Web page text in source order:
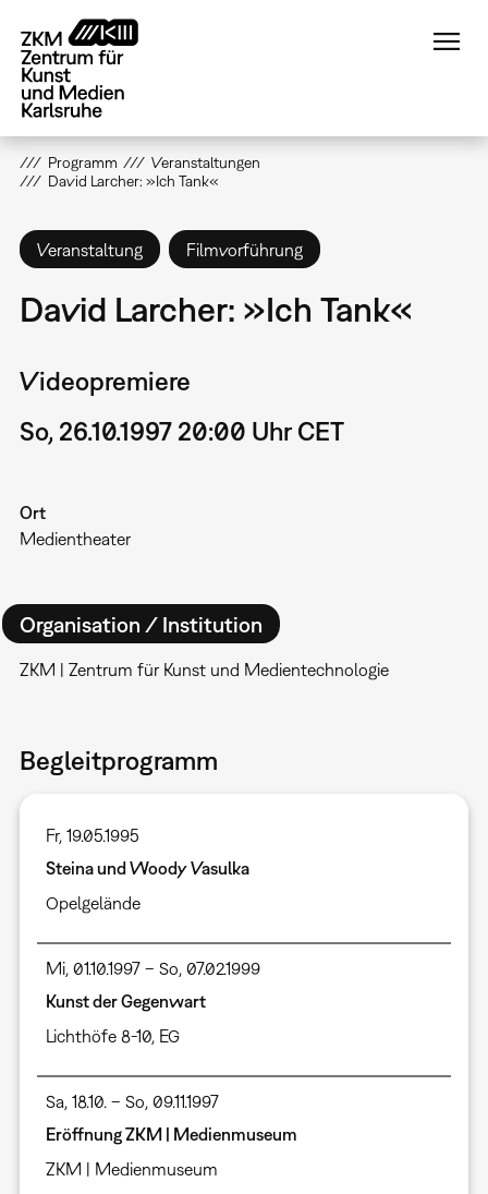
zum
Inhalt
Programm
Veranstaltungen
David Larcher: »Ich Tank«
Veranstaltung Filmvorführung
David Larcher: »Ich Tank«
Videopremiere
So, 26.10.1997 20:00 Uhr CET
Ort
Medientheater
Organisation / Institution
ZKM | Zentrum für Kunst und Medientechnologie
Begleitprogramm
Fr, 19.05.1995
Steina und Woody Vasulka
Opelgelände
Mi, 01.10.1997 – So, 07.02.1999
Kunst der Gegenwart
Lichthöfe 8-10, EG
Sa, 18.10. – So, 09.11.1997
Eröffnung ZKM | Medienmuseum
ZKM | Medienmuseum